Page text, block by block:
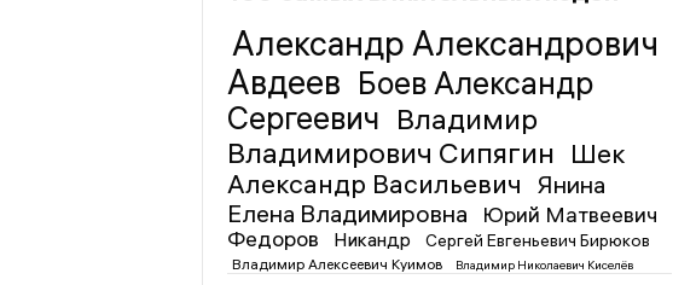
Александр Александрович
Авдеев Боев Александр
Сергеевич Владимир
Владимирович Сипягин Шек
Александр Васильевич
Янина
Елена Владимировна
Юрий Матвеевич
Федоров
Никандр Сергей Евгеньевич Бирюков
Владимир Алексеевич Куимов Владимир Николаевич Киселёв